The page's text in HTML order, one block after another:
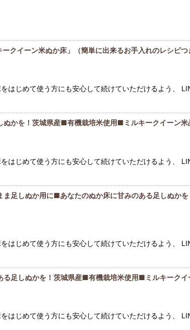
イーン米ぬか床」（簡単に出来るお手入れのレシピつ
はじめて使う方にも安心して続けていただけるよう、
かを！茨城県産■有機栽培米使用■ミルキークイーン米
はじめて使う方にも安心して続けていただけるよう、
足しぬか用に■あなたのぬか床に甘みのある足しぬ
はじめて使う方にも安心して続けていただけるよう、
足しぬかを！茨城県産■有機栽培米使用■ミルキークイ
はじめて使う方にも安心して続けていただけるよう、